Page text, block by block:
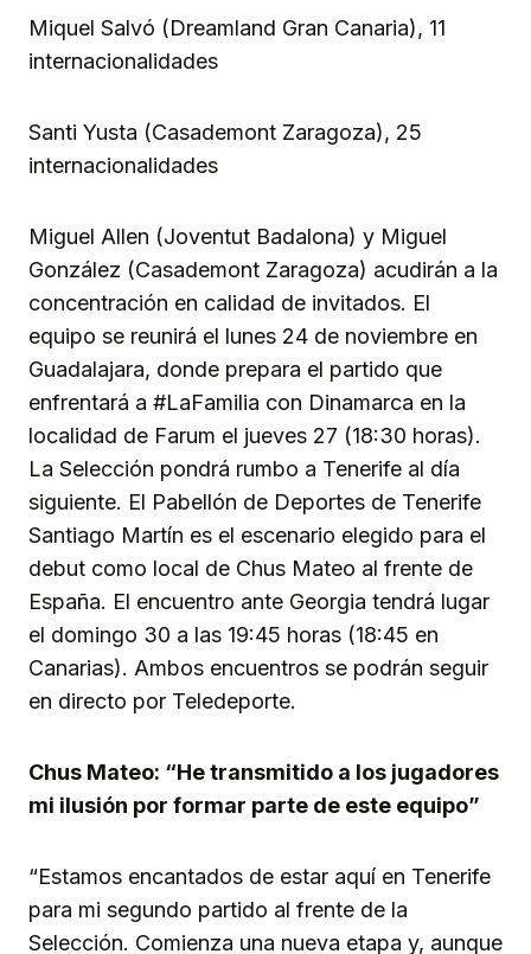
Miquel Salvó (Dreamland Gran Canaria), 11
internacionalidades
Santi Yusta (Casademont Zaragoza), 25
internacionalidades
Miguel Allen (Joventut Badalona) y Miguel
González (Casademont Zaragoza) acudirán a la
concentración en calidad de invitados. El
equipo se reunirá el lunes 24 de noviembre en
Guadalajara, donde prepara el partido que
enfrentará a #LaFamilia con Dinamarca en la
localidad de Farum el jueves 27 (18:30 horas).
La Selección pondrá rumbo a Tenerife al día
siguiente. El Pabellón de Deportes de Tenerife
Santiago Martín es el escenario elegido para el
debut como local de Chus Mateo al frente de
España. El encuentro ante Georgia tendrá lugar
el domingo 30 a las 19:45 horas (18:45 en
Canarias). Ambos encuentros se podrán seguir
en directo por Teledeporte.
Chus Mateo: “He transmitido a los jugadores
mi ilusión por formar parte de este equipo”
“Estamos encantados de estar aquí en Tenerife
para mi segundo partido al frente de la
Selección. Comienza una nueva etapa y, aunque